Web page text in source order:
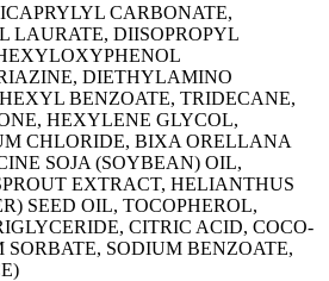
CARBONATE,
LAURATE, DIISOPROPYL
DIETHYLAMINO
BENZOATE, TRIDECANE,
HEXYLENE GLYCOL,
CHLORIDE, BIXA ORELLANA
SOJA (SOYBEAN) OIL,
EXTRACT, HELIANTHUS
SEED OIL, TOCOPHEROL,
CITRIC ACID, COCO-
SORBATE, SODIUM BENZOATE,